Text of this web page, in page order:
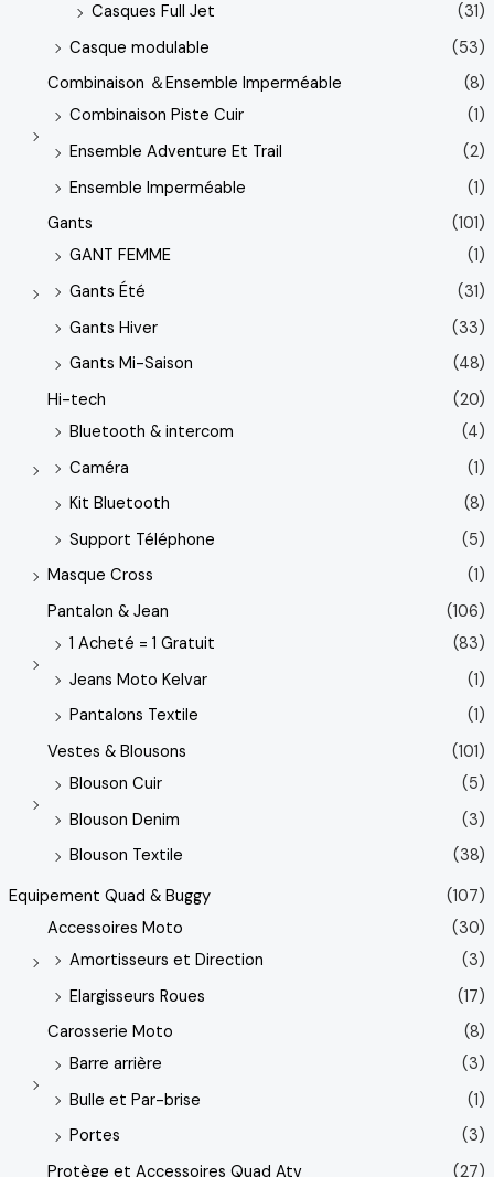
Casques Full Jet
(31)
Casque modulable
(53)
Combinaison ＆Ensemble Imperméable
(8)
Combinaison Piste Cuir
(1)
Ensemble Adventure Et Trail
(2)
Ensemble Imperméable
(1)
Gants
(101)
GANT FEMME
(1)
Gants Été
(31)
Gants Hiver
(33)
Gants Mi-Saison
(48)
Hi-tech
(20)
Bluetooth & intercom
(4)
Caméra
(1)
Kit Bluetooth
(8)
Support Téléphone
(5)
Masque Cross
(1)
Pantalon & Jean
(106)
1 Acheté = 1 Gratuit
(83)
Jeans Moto Kelvar
(1)
Pantalons Textile
(1)
Vestes & Blousons
(101)
Blouson Cuir
(5)
Blouson Denim
(3)
Blouson Textile
(38)
Equipement Quad & Buggy
(107)
Accessoires Moto
(30)
Amortisseurs et Direction
(3)
Elargisseurs Roues
(17)
Carosserie Moto
(8)
Barre arrière
(3)
Bulle et Par-brise
(1)
Portes
(3)
Protège et Accessoires Quad Atv
(27)